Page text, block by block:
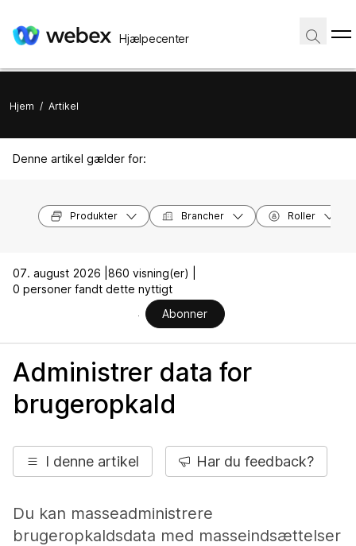
Hjælpecenter
Hjem / Artikel
Denne artikel gælder for:
Produkter Brancher Roller
07. august 2026 | 860 visning(er) |
0 personer fandt dette nyttigt
Abonner
Administrer data for
brugeropkald
I denne artikel Har du feedback?
Du kan masseadministrere
brugeropkaldsdata med masseindsættelser